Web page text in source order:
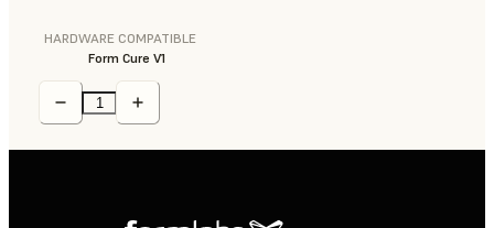
HARDWARE COMPATIBLE
Form Cure V1